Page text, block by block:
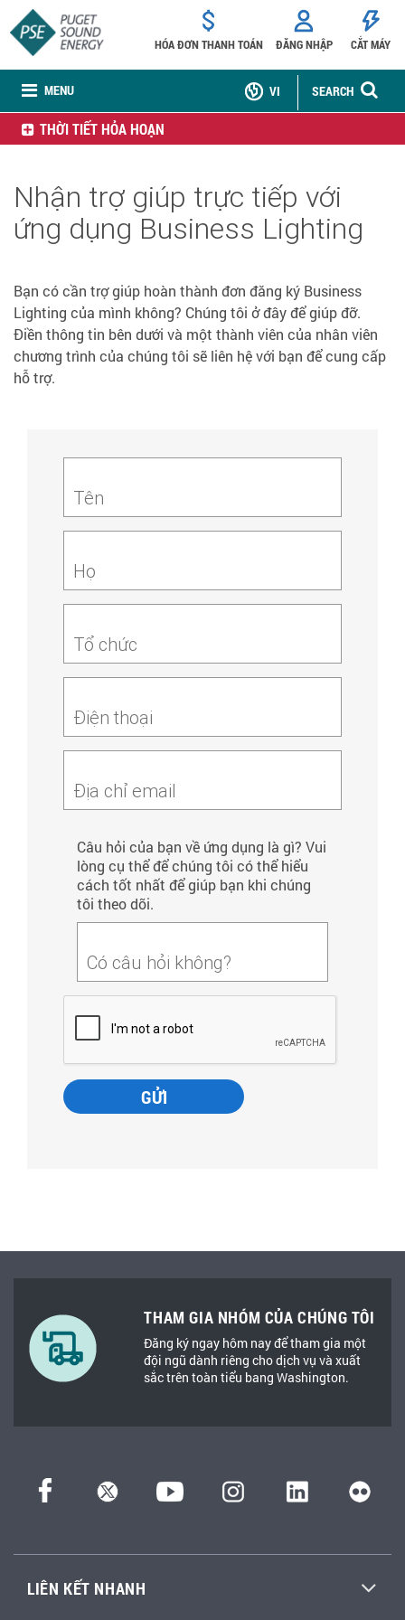
MENU
HÓA ĐƠN THANH TOÁN ĐĂNG NHẬP CẮT MÁY
SEARCH
VI
THỜI TIẾT HỎA HOẠN
Nhận trợ giúp trực tiếp với
ứng dụng Business Lighting
Bạn có cần trợ giúp hoàn thành đơn đăng ký Business
Lighting của mình không? Chúng tôi ở đây để giúp đỡ.
Điền thông tin bên dưới và một thành viên của nhân viên
chương trình của chúng tôi sẽ liên hệ với bạn để cung cấp
hỗ trợ.
Tên
Họ
Tổ chức
Điện thoại
Địa chỉ email
Câu hỏi của bạn về ứng dụng là gì? Vui
lòng cụ thể để chúng tôi có thể hiểu
cách tốt nhất để giúp bạn khi chúng
tôi theo dõi.
Có câu hỏi không?
THAM GIA NHÓM CỦA CHÚNG TÔI
Đăng ký ngay hôm nay để tham gia một
đội ngũ dành riêng cho dịch vụ và xuất
sắc trên toàn tiểu bang Washington.
LIÊN KẾT NHANH